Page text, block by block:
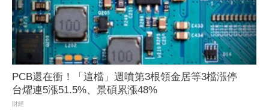
PCB還在衝！「這檔」週噴第3根領金居等3檔漲停
台燿連5漲51.5%、景碩累漲48%
財經